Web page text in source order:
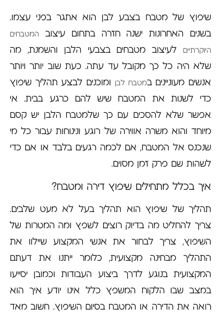
שיפוץ של מטבח בצבע לבן הוא אתגר בפני עצמו.
בשנים האחרונות ישנה חזרה בתחום עיצוב
המטבחים
היוקרתיים
לעיצוב מטבחים בצבעי הלבן והשמנת, מה
שלא היה כל כך מקובל עד עתה. כעת שוב יותר ויותר
אנשים מעוניינים במטבח לבן ומוכנים לבצע תהליך שיפוץ
כדי לשנות את המטבח שיש להם כרגע בבית. אי
אפשר שלא להסכים עם כך שלמטבח הלבן יש קסם
מיוחד והוא משרה אווירה של רוגע ונינוחות עבור כל מי
שנכנס אל המטבח, אם לכמה רגעים בלבד או אם כדי
לשהות שם פרק זמן מסוים.
איך בכלל מתחילים שיפוץ דירה ומטבח?
תהליך של שיפוץ הוא תהליך בעל לא מעט שלבים.
צריך להחליט מה בדיוק רוצים לשפץ ומה המטרות של
השיפוץ, צריך לבחור את אנשי המקצוע שיילוו את
התהליך מבחינה מקצועית, כלומר ייתנו את דעתם
המקצועית בנוגע לדרך ביצוע העבודות וכמובן יסייעו
במצב שבו הלקוח המשפץ כלל אינו יודע איך הוא
רואה את הדירה או המטבח בסיום השיפוץ. חשוב מאד